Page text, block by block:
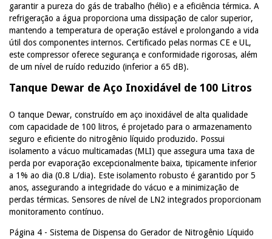
garantir a pureza do gás de trabalho (hélio) e a eficiência térmica. A
refrigeração a água proporciona uma dissipação de calor superior,
mantendo a temperatura de operação estável e prolongando a vida
útil dos componentes internos. Certificado pelas normas CE e UL,
este compressor oferece segurança e conformidade rigorosas, além
de um nível de ruído reduzido (inferior a 65 dB).
Tanque Dewar de Aço Inoxidável de 100 Litros
O tanque Dewar, construído em aço inoxidável de alta qualidade
com capacidade de 100 litros, é projetado para o armazenamento
seguro e eficiente do nitrogênio líquido produzido. Possui
isolamento a vácuo multicamadas (MLI) que assegura uma taxa de
perda por evaporação excepcionalmente baixa, tipicamente inferior
a 1% ao dia (0.8 L/dia). Este isolamento robusto é garantido por 5
anos, assegurando a integridade do vácuo e a minimização de
perdas térmicas. Sensores de nível de LN2 integrados proporcionam
monitoramento contínuo.
Página 4 - Sistema de Dispensa do Gerador de Nitrogênio Líquido